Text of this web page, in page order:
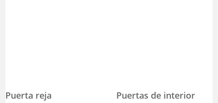
Puerta reja Puertas de interior